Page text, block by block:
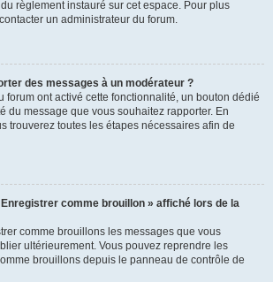
règlement instauré sur cet espace. Pour plus
un administrateur du forum.
des messages à un modérateur ?
forum ont activé cette fonctionnalité, un bouton dédié
du message que vous souhaitez rapporter. En
trouverez toutes les étapes nécessaires afin de
comme brouillon » affiché lors de la
comme brouillons les messages que vous
ultérieurement. Vous pouvez reprendre les
brouillons depuis le panneau de contrôle de